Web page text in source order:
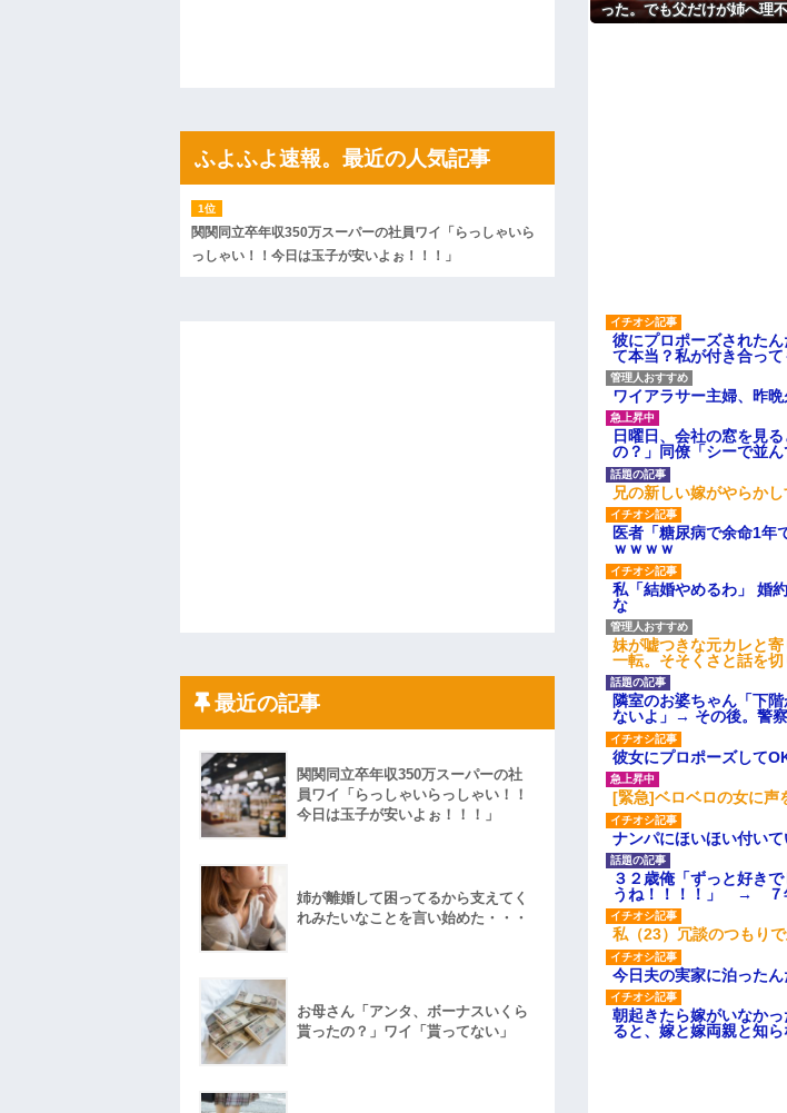
後続車にクラクションを鳴らされ彼氏が逆切れ。「何クラクション鳴らして
百年の恋12-899 食べた量を張り合ってくる
【悲報】佐藤輝明・・・２軍でも盛大にやらかす←あまり悲しませないでく
れ
った。でも父だけが姉へ理
彼にプロポーズされた
て本当？私が付き合って
ワイアラサー主婦、昨
日曜日、会社の窓を見
の？」同僚「シーで並
兄の新しい嫁がやらか
医者「糖尿病で余命1年
ｗｗｗｗ
私「結婚やめるわ」 婚
な
妹が嘘つきな元カレと
一転。そそくさと話を
隣室のお婆ちゃん「下
ないよ」→ その後。警
彼女にプロポーズして
[緊急]ベロベロの女に声
ナンパにほいほい付い
３２歳俺「ずっと好き
うね！！！！」 → ７
私（23）冗談のつもり
今日夫の実家に泊った
朝起きたら嫁がいなか
ると、嫁と嫁両親と知ら
ふよふよ速報。最近の人気記事
関関同立卒年収350万スーパーの社員ワイ「らっしゃいら
っしゃい！！今日は玉子が安いよぉ！！！」
最近の記事
関関同立卒年収350万スーパーの社
員ワイ「らっしゃいらっしゃい！！
今日は玉子が安いよぉ！！！」
姉が離婚して困ってるから支えてく
れみたいなことを言い始めた・・・
お母さん「アンタ、ボーナスいくら
貰ったの？」ワイ「貰ってない」